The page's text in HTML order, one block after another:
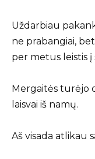
Uždarbiau
ne prabangiai,
per metus leistis į
Mergaitės turėjo
laisvai iš namų.
Aš visada atlikau